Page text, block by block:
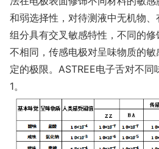
和弱选择性，对待测液中无机物
组分具有交叉敏感特性，不同的
不相同，传感电极对呈味物质的
定的极限。ASTREE电子舌对不同
1。